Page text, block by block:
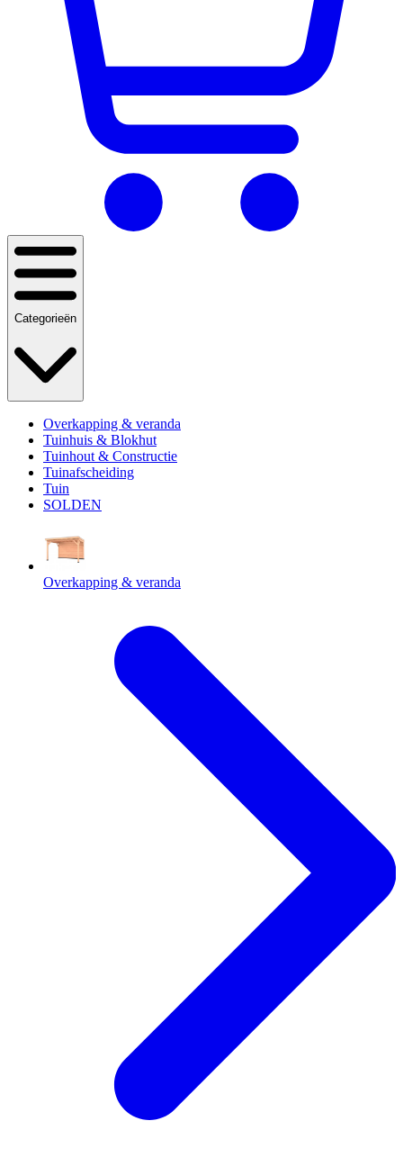
Categorieën
Overkapping & veranda
Tuinhuis & Blokhut
Tuinhout & Constructie
Tuinafscheiding
Tuin
SOLDEN
Overkapping & veranda